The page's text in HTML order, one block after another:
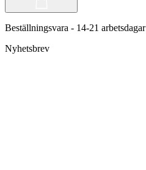
Beställningsvara - 14-21 arbetsdagar
Nyhetsbrev